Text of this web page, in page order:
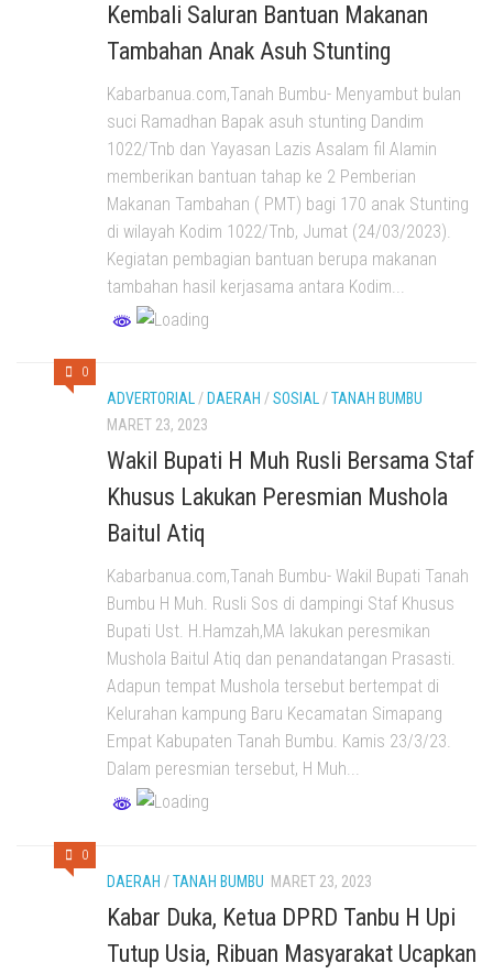
Kembali Saluran Bantuan Makanan
Tambahan Anak Asuh Stunting
Kabarbanua.com,Tanah Bumbu- Menyambut bulan
suci Ramadhan Bapak asuh stunting Dandim
1022/Tnb dan Yayasan Lazis Asalam fil Alamin
memberikan bantuan tahap ke 2 Pemberian
Makanan Tambahan ( PMT) bagi 170 anak Stunting
di wilayah Kodim 1022/Tnb, Jumat (24/03/2023).
Kegiatan pembagian bantuan berupa makanan
tambahan hasil kerjasama antara Kodim...
0
ADVERTORIAL / DAERAH /SOSIAL /TANAH BUMBU
MARET 23, 2023
Wakil Bupati H Muh Rusli Bersama Staf
Khusus Lakukan Peresmian Mushola
Baitul Atiq
Kabarbanua.com,Tanah Bumbu- Wakil Bupati Tanah
Bumbu H Muh. Rusli Sos di dampingi Staf Khusus
Bupati Ust. H.Hamzah,MA lakukan peresmikan
Mushola Baitul Atiq dan penandatangan Prasasti.
Adapun tempat Mushola tersebut bertempat di
Kelurahan kampung Baru Kecamatan Simapang
Empat Kabupaten Tanah Bumbu. Kamis 23/3/23.
Dalam peresmian tersebut, H Muh...
0
DAERAH /TANAH BUMBU MARET 23, 2023
Kabar Duka, Ketua DPRD Tanbu H Upi
Tutup Usia, Ribuan Masyarakat Ucapkan